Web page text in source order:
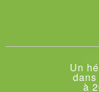
Un
à